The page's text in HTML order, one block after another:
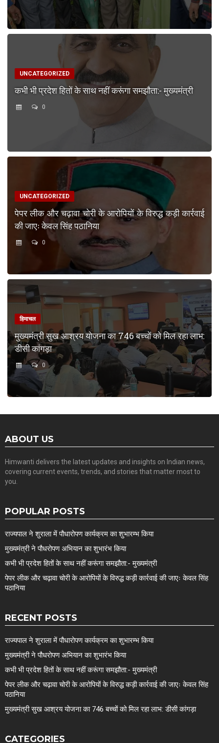
UNCATEGORIZED
कभी भी प्रदेश हितों के साथ नहीं करूंगा समझौता:- मुख्यमंत्री
0
UNCATEGORIZED
पेपर लीक और चढ़ावा चोरी के आरोपियों के विरुद्ध कड़ी कार्रवाई
की जाएः केवल सिंह पठानिया
0
हिमाचल
मुख्यमंत्री सुख आश्रय योजना का 746 बच्चों को मिल रहा लाभ:
डीसी कांगड़ा
0
ABOUT US
Himwanti delivers the latest updates and insights on Indian news,
covering current events, trends, and stories that matter most to
you.
POPULAR POSTS
राज्यपाल ने शुराला में पौधारोपण कार्यक्रम का शुभारम्भ किया
मुख्यमंत्री ने पौधरोपण अभियान का शुभारंभ किया
कभी भी प्रदेश हितों के साथ नहीं करूंगा समझौता:- मुख्यमंत्री
पेपर लीक और चढ़ावा चोरी के आरोपियों के विरुद्ध कड़ी कार्रवाई की जाएः केवल सिंह
पठानिया
RECENT POSTS
राज्यपाल ने शुराला में पौधारोपण कार्यक्रम का शुभारम्भ किया
मुख्यमंत्री ने पौधरोपण अभियान का शुभारंभ किया
कभी भी प्रदेश हितों के साथ नहीं करूंगा समझौता:- मुख्यमंत्री
पेपर लीक और चढ़ावा चोरी के आरोपियों के विरुद्ध कड़ी कार्रवाई की जाएः केवल सिंह
पठानिया
मुख्यमंत्री सुख आश्रय योजना का 746 बच्चों को मिल रहा लाभ: डीसी कांगड़ा
CATEGORIES